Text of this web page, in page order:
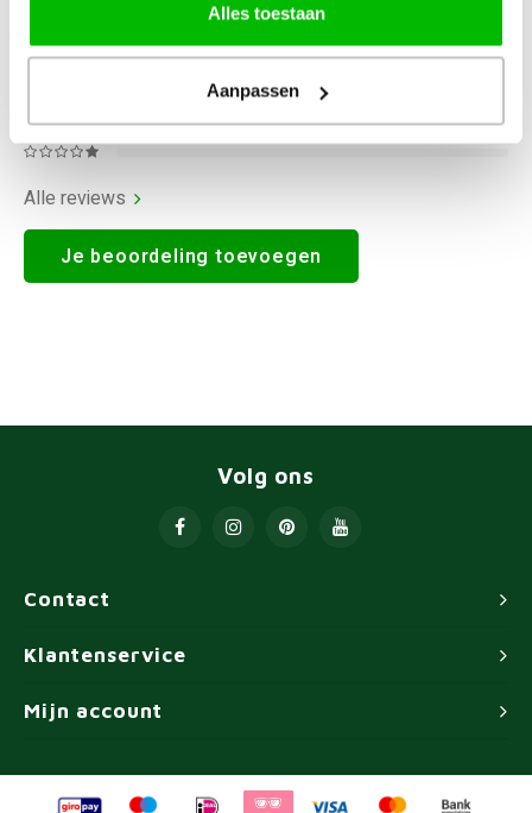
Alles toestaan
Aanpassen
Alle reviews
Je beoordeling toevoegen
Contact
Volg ons
Klantenservice
Mijn account